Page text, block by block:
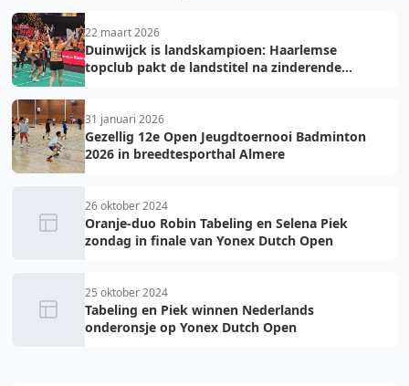
22 maart 2026
Duinwijck is landskampioen: Haarlemse
topclub pakt de landstitel na zinderende
31 januari 2026
Gezellig 12e Open Jeugdtoernooi Badminton
2026 in breedtesporthal Almere
26 oktober 2024
Oranje-duo Robin Tabeling en Selena Piek
zondag in finale van Yonex Dutch Open
25 oktober 2024
Tabeling en Piek winnen Nederlands
onderonsje op Yonex Dutch Open